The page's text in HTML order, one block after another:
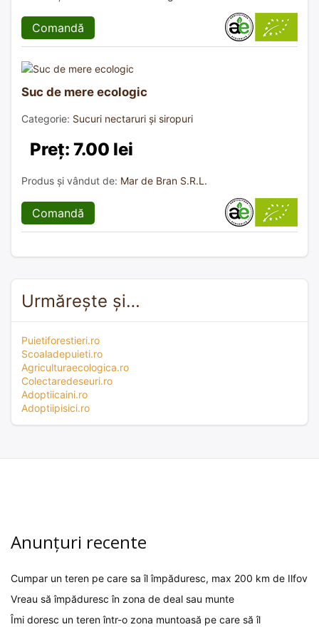
Comandă
Suc de mere ecologic
Categorie: Sucuri nectaruri și siropuri
Preț: 7.00 lei
Produs și vândut de: Mar de Bran S.R.L.
Comandă
Urmărește și…
Puietiforestieri.ro
Scoaladepuieti.ro
Agriculturaecologica.ro
Colectaredeseuri.ro
Adoptiicaini.ro
Adoptiipisici.ro
Anunțuri recente
Cumpar un teren pe care sa îl împăduresc, max 200 km de Ilfov
Vreau să împăduresc în zona de deal sau munte
Îmi doresc un teren într-o zona muntoasă pe care să îl